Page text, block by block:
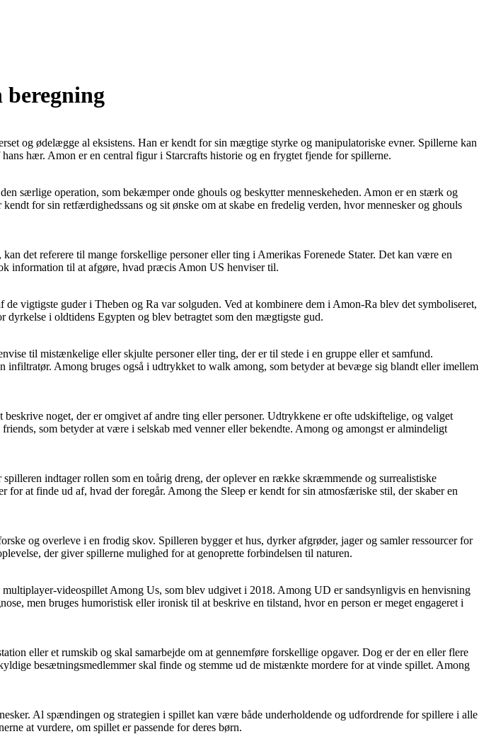
og ødelægge al eksistens. Han er kendt for sin mægtige styrke og manipulatoriske evner. Spillerne kan
hær. Amon er en central figur i Starcrafts historie og en frygtet fjende for spillerne.
særlige operation, som bekæmper onde ghouls og beskytter menneskeheden. Amon er en stærk og
for sin retfærdighedssans og sit ønske om at skabe en fredelig verden, hvor mennesker og ghouls
det referere til mange forskellige personer eller ting i Amerikas Forenede Stater. Det kan være en
information til at afgøre, hvad præcis Amon US henviser til.
vigtigste guder i Theben og Ra var solguden. Ved at kombinere dem i Amon-Ra blev det symboliseret,
i oldtidens Egypten og blev betragtet som den mægtigste gud.
til mistænkelige eller skjulte personer eller ting, der er til stede i en gruppe eller et samfund.
Among bruges også i udtrykket to walk among, som betyder at bevæge sig blandt eller imellem
noget, der er omgivet af andre ting eller personer. Udtrykkene er ofte udskiftelige, og valget
som betyder at være i selskab med venner eller bekendte. Among og amongst er almindeligt
indtager rollen som en toårig dreng, der oplever en række skræmmende og surrealistiske
at finde ud af, hvad der foregår. Among the Sleep er kendt for sin atmosfæriske stil, der skaber en
og overleve i en frodig skov. Spilleren bygger et hus, dyrker afgrøder, jager og samler ressourcer for
der giver spillerne mulighed for at genoprette forbindelsen til naturen.
videospillet Among Us, som blev udgivet i 2018. Among UD er sandsynligvis en henvisning
men bruges humoristisk eller ironisk til at beskrive en tilstand, hvor en person er meget engageret i
eller et rumskib og skal samarbejde om at gennemføre forskellige opgaver. Dog er der en eller flere
besætningsmedlemmer skal finde og stemme ud de mistænkte mordere for at vinde spillet. Among
Al spændingen og strategien i spillet kan være både underholdende og udfordrende for spillere i alle
at vurdere, om spillet er passende for deres børn.